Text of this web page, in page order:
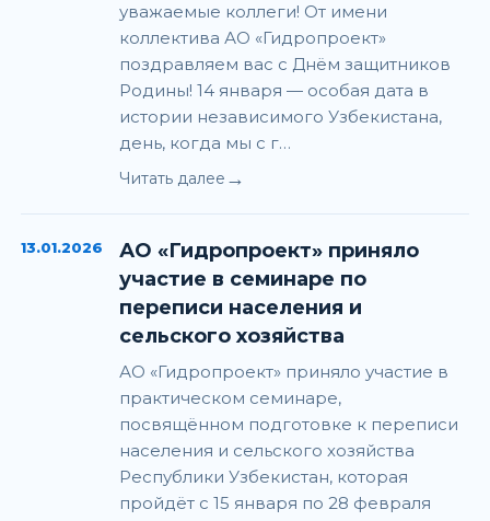
уважаемые коллеги! От имени
коллектива АО «Гидропроект»
поздравляем вас с Днём защитников
Родины! 14 января — особая дата в
истории независимого Узбекистана,
день, когда мы с г…
Читать далее →
13.01.2026
АО «Гидропроект» приняло
участие в семинаре по
переписи населения и
сельского хозяйства
АО «Гидропроект» приняло участие в
практическом семинаре,
посвящённом подготовке к переписи
населения и сельского хозяйства
Республики Узбекистан, которая
пройдёт с 15 января по 28 февраля